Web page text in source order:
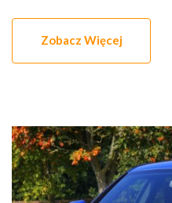
Zobacz Więcej